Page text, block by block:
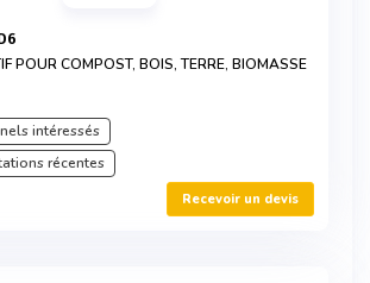
POUR COMPOST, BOIS, TERRE, BIOMASSE
intéressés
récentes
Recevoir un devis